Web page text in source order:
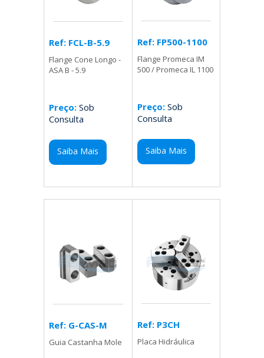
Ref: FCL-B-5.9
Flange Cone Longo -
ASA B - 5.9
Preço: Sob
Consulta
Saiba Mais
Ref: FP500-1100
Flange Promeca IM
500 / Promeca IL 1100
Preço:Sob
Consulta
Saiba Mais
Ref: G-CAS-M
Guia Castanha Mole
Ref: P3CH
Placa Hidráulica